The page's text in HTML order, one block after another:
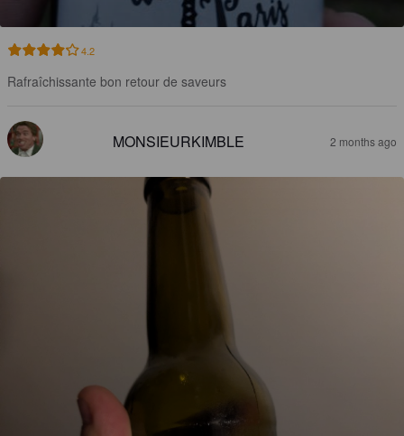
4.2
Rafraîchissante bon retour de saveurs
MONSIEURKIMBLE 2 months ago